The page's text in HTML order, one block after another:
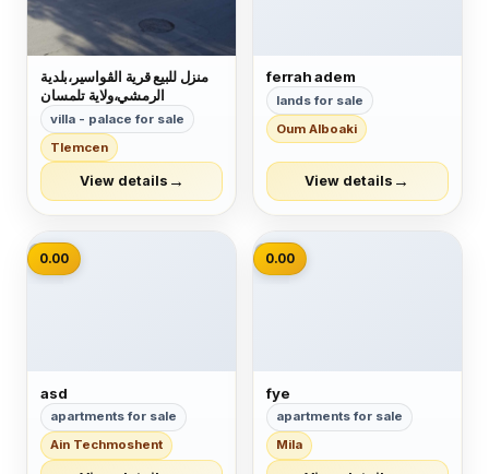
منزل للبيع قرية الڨواسير،بلدية
الرمشي،ولاية تلمسان
villa - palace for sale
Tlemcen
View details →
ferrah adem
lands for sale
Oum Alboaki
View details →
📷
0.00
asd
apartments for sale
Ain Techmoshent
📷
0.00
fye
apartments for sale
Mila